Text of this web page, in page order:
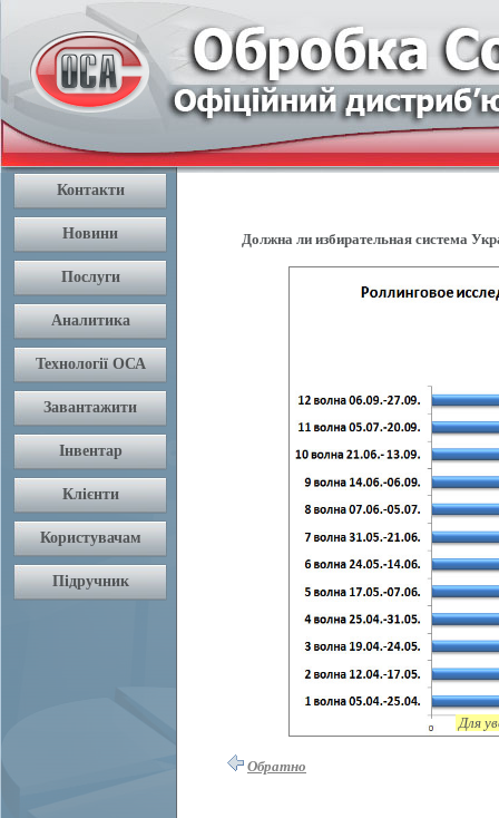
Должна ли избирательная система
Для
Обратно